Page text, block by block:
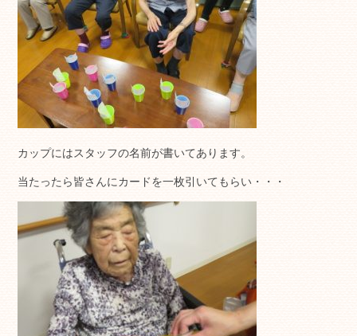
カップにはスタッフの名前が書いてあります。
当たったら皆さんにカードを一枚引いてもらい・・・